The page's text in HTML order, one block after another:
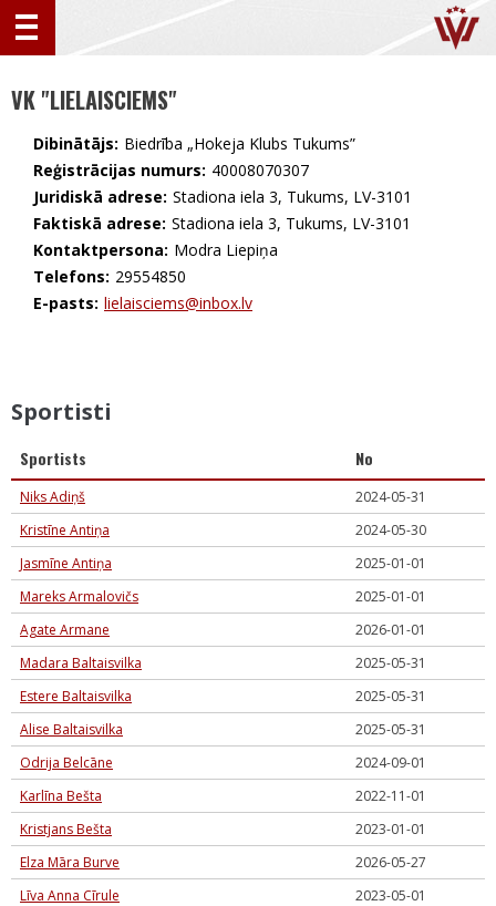
VK "LIELAISCIEMS"
Dibinātājs: Biedrība „Hokeja Klubs Tukums”
Reģistrācijas numurs: 40008070307
Juridiskā adrese: Stadiona iela 3, Tukums, LV-3101
Faktiskā adrese: Stadiona iela 3, Tukums, LV-3101
Kontaktpersona: Modra Liepiņa
Telefons: 29554850
E-pasts: lielaisciems@inbox.lv
Sportisti
Sportists No
Niks Adiņš
2024-05-31
Kristīne Antiņa
2024-05-30
Jasmīne Antiņa
2025-01-01
Mareks Armalovičs
2025-01-01
Agate Armane
2026-01-01
Madara Baltaisvilka
2025-05-31
Estere Baltaisvilka
2025-05-31
Alise Baltaisvilka
2025-05-31
Odrija Belcāne
2024-09-01
Karlīna Bešta
2022-11-01
Kristjans Bešta
2023-01-01
Elza Māra Burve
2026-05-27
Līva Anna Cīrule
2023-05-01